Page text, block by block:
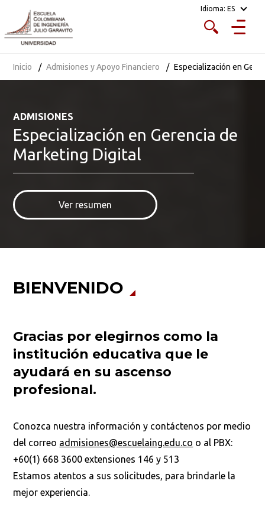
Idioma: ES
Inicio Admisiones y Apoyo Financiero Especialización en
ADMISIONES
Especialización en Gerencia de
Marketing Digital
Ver resumen
BIENVENIDO
Gracias por elegirnos como la
institución educativa que le
ayudará en su ascenso
profesional.
Conozca nuestra información y contáctenos por medio
del correo admisiones@escuelaing.edu.co o al PBX:
+60(1) 668 3600 extensiones 146 y 513
Estamos atentos a sus solicitudes, para brindarle la
mejor experiencia.
Estado de admisión
Abierto
costo fijo
Costo
Recibos y pagos
Descargas o servicios en línea